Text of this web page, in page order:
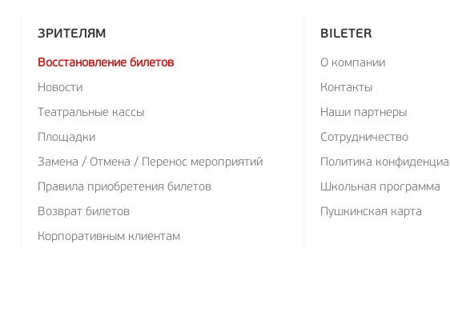
ЗРИТЕЛЯМ
Восстановление билетов
Новости
Театральные кассы
Площадки
Замена / Отмена / Перенос мероприятий
Правила приобретения билетов
Возврат билетов
Корпоративным клиентам
BILETER
О компании
Контакты
Наши партнеры
Сотрудничество
Политика
Школьная программа
Пушкинская карта